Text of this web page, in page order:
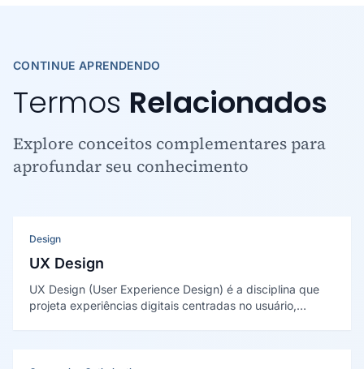
CONTINUE APRENDENDO
Termos Relacionados
Explore conceitos complementares para
aprofundar seu conhecimento
Design
UX Design
UX Design (User Experience Design) é a disciplina que
projeta experiências digitais centradas no usuário,